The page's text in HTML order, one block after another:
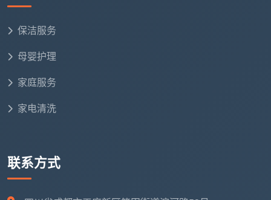
保洁服务
母婴护理
家庭服务
家电清洗
联系方式